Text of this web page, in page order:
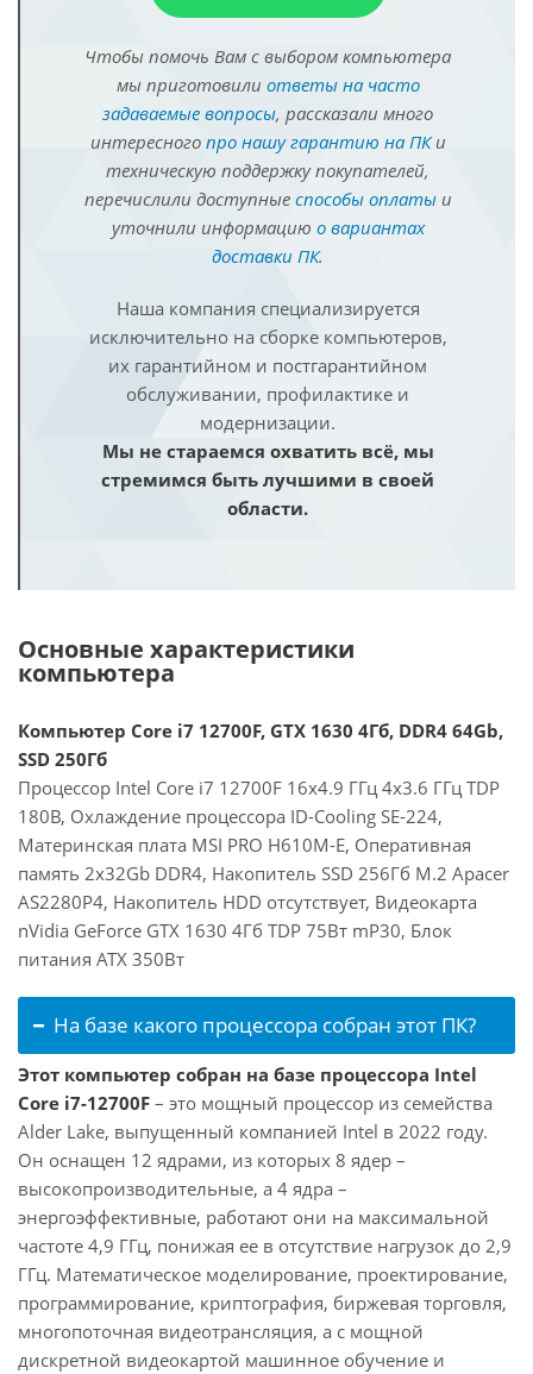
Чтобы помочь Вам с выбором компьютера
мы приготовили ответы на часто
задаваемые вопросы, рассказали много
интересного про нашу гарантию на ПКи
техническую поддержку покупателей,
перечислили доступные способы оплатыи
уточнили информацию о вариантах
доставки ПК.
Наша компания специализируется
исключительно на сборке компьютеров,
их гарантийном и постгарантийном
обслуживании, профилактике и
модернизации.
Мы не стараемся охватить всё, мы
стремимся быть лучшими в своей
области.
Основные характеристики
компьютера
Компьютер Core i7 12700F, GTX 1630 4Гб, DDR4 64Gb,
SSD 250Гб
Процессор Intel Core i7 12700F 16x4.9 ГГц 4x3.6 ГГц TDP
180В, Охлаждение процессора ID-Cooling SE-224,
Материнская плата MSI PRO H610M-E, Оперативная
память 2x32Gb DDR4, Накопитель SSD 256Гб M.2 Apacer
AS2280P4, Накопитель HDD отсутствует, Видеокарта
nVidia GeForce GTX 1630 4Гб TDP 75Вт mP30, Блок
питания ATX 350Вт
На базе какого процессора собран этот ПК?
Этот компьютер собран на базе процессора Intel
Core i7-12700F – это мощный процессор из семейства
Alder Lake, выпущенный компанией Intel в 2022 году.
Он оснащен 12 ядрами, из которых 8 ядер –
высокопроизводительные, а 4 ядра –
энергоэффективные, работают они на максимальной
частоте 4,9 ГГц, понижая ее в отсутствие нагрузок до 2,9
ГГц. Математическое моделирование, проектирование,
программирование, криптография, биржевая торговля,
многопоточная видеотрансляция, а с мощной
дискретной видеокартой машинное обучение и